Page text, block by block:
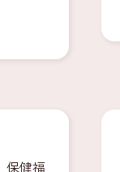
保健福